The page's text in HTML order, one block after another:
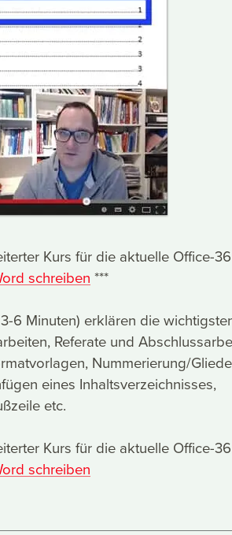
Kurs für die aktuelle Office-
schreiben ***
6 Minuten) erklären die
Referate und
Nummerierung/
eines Inhaltsverzeichnisses,
etc.
Kurs für die aktuelle Office-
schreiben